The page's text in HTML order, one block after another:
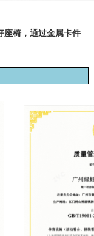
座椅，通过金属卡件